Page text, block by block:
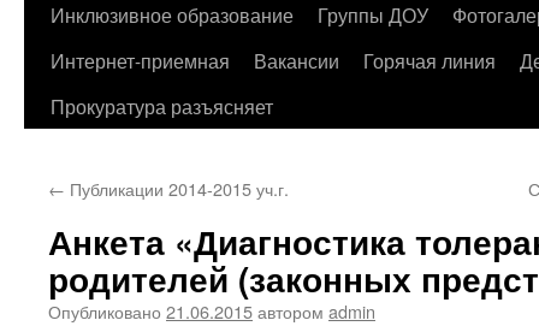
содержимому
Инклюзивное образование
Группы ДОУ
Интернет-приемная
Вакансии Горячая линия
Прокуратура разъясняет
← Публикации 2014-2015 уч.г.
Анкета «Диагностика
родителей (законных
Опубликовано 21.06.2015автором admin